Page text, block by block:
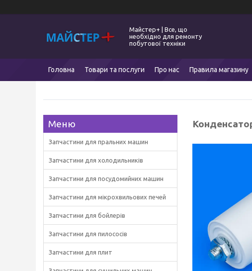
Майстер+ | Все, що
необхідно для ремонту
побутової техніки
Головна Товари та послуги Про нас Правила магазину
Запчастини для пральних машин
Запчастини для холодильників
Запчастини для посудомийних машин
Запчастини для мікрохвильових печей
Запчастини для бойлерів
Запчастини для пилососів
Запчастини для плит